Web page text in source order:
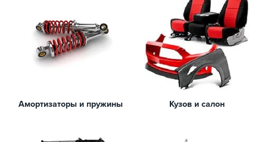
Амортизаторы и пружины Кузов и салон